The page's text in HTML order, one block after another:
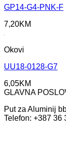
GP14-G4-PNK-F
7,20KM
Okovi
UU18-0128-G7
6,05KM
GLAVNA
Put za Aluminij
Telefon: +387